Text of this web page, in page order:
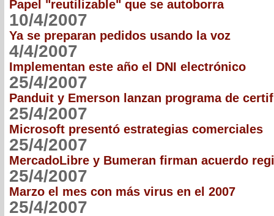
Papel "reutilizable" que se autoborra
10/4/2007
Ya se preparan pedidos usando la voz
4/4/2007
Implementan este año el DNI electrónico
25/4/2007
Panduit y Emerson lanzan programa de
25/4/2007
Microsoft presentó estrategias comerciales
25/4/2007
MercadoLibre y Bumeran firman acuerdo
25/4/2007
Marzo el mes con más virus en el 2007
25/4/2007